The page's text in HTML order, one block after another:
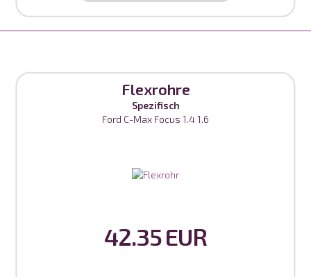
Flexrohre
Spezifisch
Ford C-Max Focus 1.4 1.6
42.35 EUR